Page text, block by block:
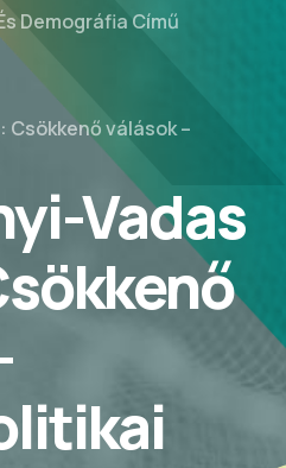
Demográfia Című
Csökkenő válások –
Vadas